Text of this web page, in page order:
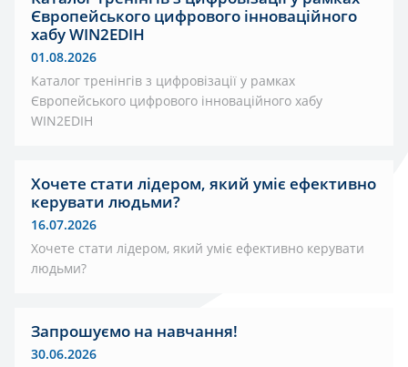
Європейського цифрового інноваційного
хабу WIN2EDIH
01.08.2026
Каталог тренінгів з цифровізації у рамках
Європейського цифрового інноваційного хабу
WIN2EDIH
Хочете стати лідером, який уміє ефективно
керувати людьми?
16.07.2026
Хочете стати лідером, який уміє ефективно керувати
людьми?
Запрошуємо на навчання!
30.06.2026